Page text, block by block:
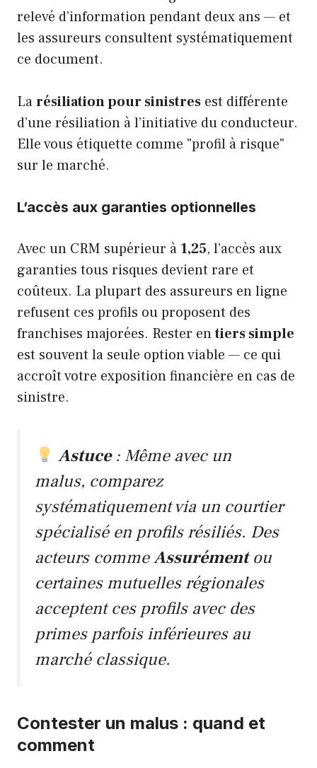
relevé d’information pendant deux ans — et
les assureurs consultent systématiquement
ce document.
Larésiliation pour sinistres est différente
d’une résiliation à l’initiative du conducteur.
Elle vous étiquette comme "profil à risque"
sur le marché.
L’accès aux garanties optionnelles
Avec un CRM supérieur à 1,25, l’accès aux
garanties tous risques devient rare et
coûteux. La plupart des assureurs en ligne
refusent ces profils ou proposent des
franchises majorées. Rester entiers simple
est souvent la seule option viable — ce qui
accroît votre exposition financière en cas de
sinistre.
Astuce: Même avec un
malus, comparez
systématiquement via un courtier
spécialisé en profils résiliés. Des
acteurs commeAssurémentou
certaines mutuelles régionales
acceptent ces profils avec des
primes parfois inférieures au
marché classique.
Contester un malus : quand et
comment